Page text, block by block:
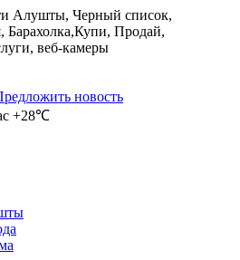
новость
+28℃